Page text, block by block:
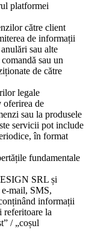
platformei
către client
de informații
sau alte
sau un
de către
legale
oferirea de
sau la produsele
servicii pot include
în format
fundamentale
SRL și
mail, SMS,
informații
referitoare la
/ „coșul